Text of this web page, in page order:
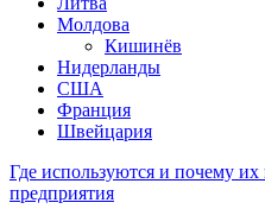
Молдова
Кишинёв
Нидерланды
США
Франция
Швейцария
Где используются и почему
предприятия